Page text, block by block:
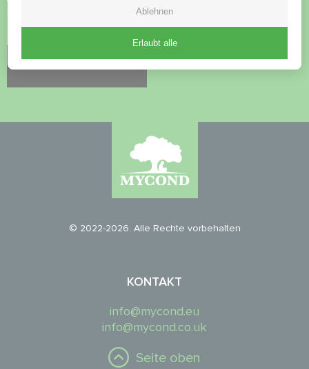
Bitte vergewissern Sie sich, dass Sie kein Roboter sind.
© 2022-2026. Alle Rechte vorbehalten
KONTAKT
info@mycond.eu
info@mycond.co.uk
Seite oben
Ablehnen
Erlaubt alle